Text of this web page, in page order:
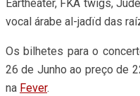
Eartheater, FKA twigs,
vocal árabe al-jadïd das
Os bilhetes para o
26 de Junho ao preço de
na Fever.